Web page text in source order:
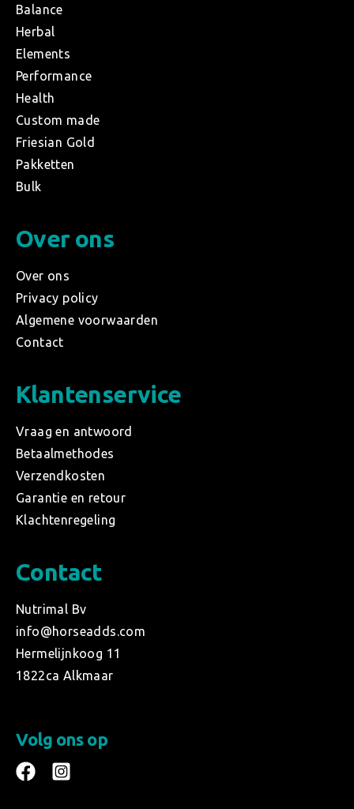
Balance
Herbal
Elements
Performance
Health
Custom made
Friesian Gold
Pakketten
Bulk
Over ons
Over ons
Privacy policy
Algemene voorwaarden
Contact
Klantenservice
Vraag en antwoord
Betaalmethodes
Verzendkosten
Garantie en retour
Klachtenregeling
Contact
Nutrimal Bv
info@horseadds.com
Hermelijnkoog 11
1822ca Alkmaar
Volg ons op